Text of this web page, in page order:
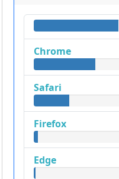
Chrome
Safari
Firefox
Edge